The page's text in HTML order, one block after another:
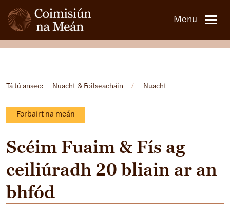
Menu
Tá tú anseo: Nuacht & Foilseacháin / Nuacht
Forbairt na meán
Scéim Fuaim & Fís ag
ceiliúradh 20 bliain ar an
bhfód
Open side menu